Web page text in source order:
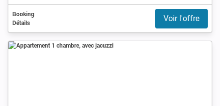
Booking
Détails
Voir l'offre